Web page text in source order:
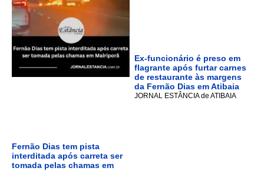
Fernão Dias tem pista
interditada após carreta ser
tomada pelas chamas em
Ex-funcionário é preso em
flagrante após furtar carnes
de restaurante às margens
da Fernão Dias em Atibaia
JORNAL ESTÂNCIA de ATIBAIA